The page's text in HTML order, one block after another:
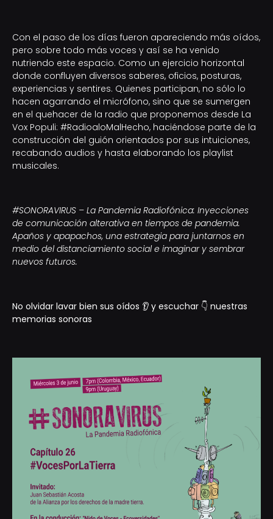
Con el paso de los días fueron apareciendo más oídos,
pero sobre todo más voces y así se ha venido
nutriendo este espacio. Como un ejercicio horizontal
donde confluyen diversos saberes, oficios, posturas,
experiencias y sentires. Quienes participan, no sólo lo
hacen agarrando el micrófono, sino que se sumergen
en el quehacer de la radio que proponemos desde La
Vox Populi: #RadioaloMalHecho, haciéndose parte de la
construcción del guión orientados por sus intuiciones,
recabando audios y hasta elaborando los playlist
musicales.
#SONORAVIRUS – La Pandemia Radiofónica: Inyecciones
de comunicación alterativa en tiempos de pandemia.
Apaños y apapachos, una estrategia para juntarnos en
medio del distanciamiento social e imaginar y sembrar
nuevos futuros.
No olvidar lavar bien sus oídos 👂 y escuchar 👇 nuestras
memorias sonoras